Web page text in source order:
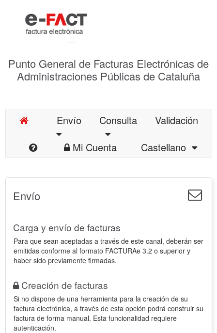
Punto General de Facturas Electrónicas de
Administraciones Públicas de Cataluña
Envío Consulta
Validación
Mi Cuenta
Castellano
Envío
Carga y envío de facturas
Para que sean aceptadas a través de este canal, deberán ser
emitidas conforme al formato FACTURAe 3.2 o superior y
haber sido previamente firmadas.
Creación de facturas
Si no dispone de una herramienta para la creación de su
factura electrónica, a través de esta opción podrá construir su
factura de forma manual. Esta funcionalidad requiere
autenticación.